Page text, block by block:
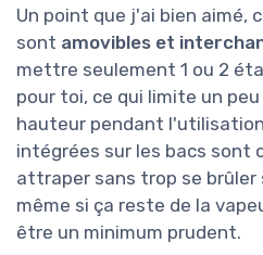
Un point que j'ai bien aimé,
sont amovibles et
mettre seulement 1 ou 2
pour toi, ce qui limite un
hauteur pendant
intégrées sur les bacs sont
attraper sans trop se
même si ça reste de la
être un minimum prudent.